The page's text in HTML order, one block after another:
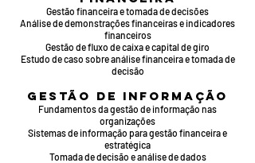
Gestão financeira e tomada de decisões
Análise de demonstrações financeiras e indicadores
financeiros
Gestão de fluxo de caixa e capital de giro
Estudo de caso sobre análise financeira e tomada de
decisão
Gestão de Informação
Fundamentos da gestão de informação nas
organizações
Sistemas de informação para gestão financeira e
estratégica
Tomada de decisão e análise de dados